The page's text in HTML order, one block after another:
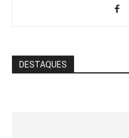
DESTAQUES